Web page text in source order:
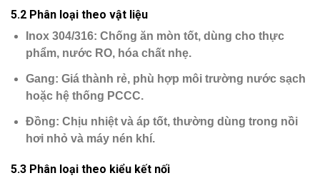
5.2 Phân loại theo vật liệu
Inox 304/316: Chống ăn mòn tốt, dùng cho thực
phẩm, nước RO, hóa chất nhẹ.
Gang: Giá thành rẻ, phù hợp môi trường nước sạch
hoặc hệ thống PCCC.
Đồng: Chịu nhiệt và áp tốt, thường dùng trong nồi
hơi nhỏ và máy nén khí.
5.3 Phân loại theo kiểu kết nối